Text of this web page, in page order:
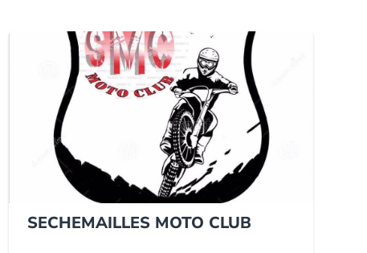
SECHEMAILLES MOTO CLUB